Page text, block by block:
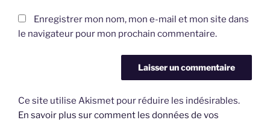
Enregistrer mon nom, mon e-mail et mon site dans
le navigateur pour mon prochain commentaire.
Ce site utilise Akismet pour réduire les indésirables.
En savoir plus sur comment les données de vos